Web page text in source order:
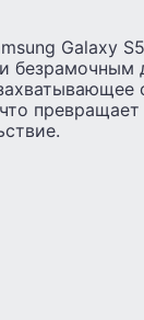
Galaxy
безрамочным